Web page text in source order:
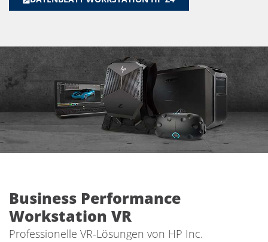
Business Performance
Workstation VR
Professionelle VR-Lösungen von HP Inc.